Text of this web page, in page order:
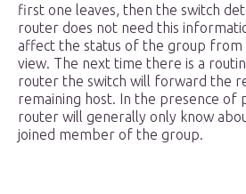
first one leaves, then the switch
router does not need this
affect the status of the group from
view. The next time there is a
router the switch will forward the
remaining host. In the presence of
router will generally only know
joined member of the group.